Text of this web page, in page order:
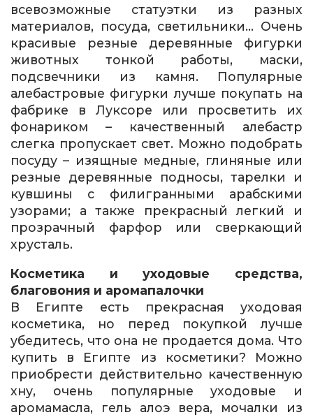
всевозможные статуэтки из разных
материалов, посуда, светильники… Очень
красивые резные деревянные фигурки
животных тонкой работы, маски,
подсвечники из камня. Популярные
алебастровые фигурки лучше покупать на
фабрике в Луксоре или просветить их
фонариком – качественный алебастр
слегка пропускает свет. Можно подобрать
посуду – изящные медные, глиняные или
резные деревянные подносы, тарелки и
кувшины с филигранными арабскими
узорами; а также прекрасный легкий и
прозрачный фарфор или сверкающий
хрусталь.
Косметика и уходовые средства,
благовония и аромапалочки
В Египте есть прекрасная уходовая
косметика, но перед покупкой лучше
убедитесь, что она не продается дома. Что
купить в Египте из косметики? Можно
приобрести действительно качественную
хну, очень популярные уходовые и
аромамасла, гель алоэ вера, мочалки из